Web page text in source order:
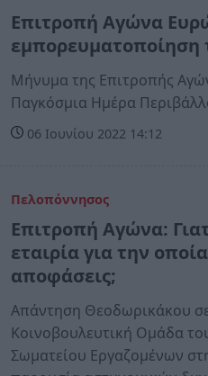
Επιτροπή Αγώνα
εμπορευματοποίηση
Μήνυμα της Επιτροπής
Παγκόσμια Ημέρα
06 Ιουνίου 2022 14:12
Πελοπόννησος
Επιτροπή Αγώνα:
εταιρία για την
αποφάσεις;
Απάντηση Θεοδωρικάκου
Κοινοβουλευτική Ομάδα
Σωματείου Εργαζομένων